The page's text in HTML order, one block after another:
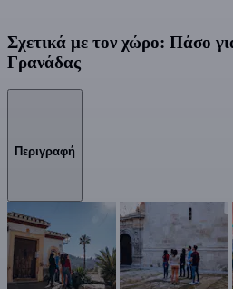
Σχετικά με τον χώρο: Πάσο
Γρανάδας
Περιγραφή